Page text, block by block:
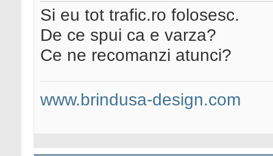
Si eu tot trafic.ro folosesc.
De ce spui ca e varza?
Ce ne recomanzi atunci?
www.brindusa-design.com